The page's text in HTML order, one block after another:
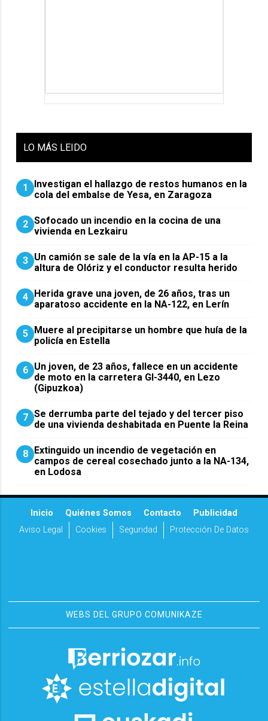
LO MÁS LEIDO
1
Investigan el hallazgo de restos humanos en la
cola del embalse de Yesa, en Zaragoza
2 Sofocado un incendio en la cocina de una
vivienda en Lezkairu
3 Un camión se sale de la vía en la AP-15 a la
altura de Olóriz y el conductor resulta herido
4 Herida grave una joven, de 26 años, tras un
aparatoso accidente en la NA-122, en Lerín
5 Muere al precipitarse un hombre que huía de la
policía en Estella
6 Un joven, de 23 años, fallece en un accidente
de moto en la carretera GI-3440, en Lezo
(Gipuzkoa)
7 Se derrumba parte del tejado y del tercer piso
de una vivienda deshabitada en Puente la Reina
8 Extinguido un incendio de vegetación en
campos de cereal cosechado junto a la NA-134,
en Lodosa
Inicio Quiénes Somos Contacto
Publicidad
Aviso Legal
Cookies Seguridad Protección De Datos
WEBS DEL GRUPO COMUNIKAZE